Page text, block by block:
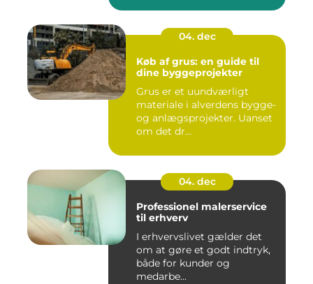
04. dec
Køb af grus: en guide til
dine byggeprojekter
Grus er et uundværligt
materiale i alverdens bygge-
og anlægsprojekter. Uanset
om det dr...
04. dec
Professionel malerservice
til erhverv
I erhvervslivet gælder det
om at gøre et godt indtryk,
både for kunder og
medarbe...